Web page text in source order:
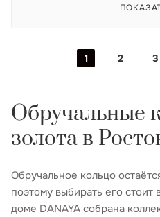
1 2 3
Обручальные
золота в
Обручальное кольцо
поэтому выбирать его
доме DANAYA собрана